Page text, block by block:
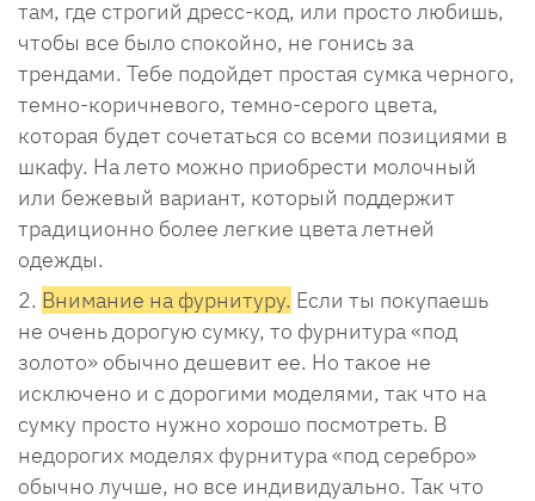
там, где строгий дресс-код, или просто любишь,
чтобы все было спокойно, не гонись за
трендами. Тебе подойдет простая сумка черного,
темно-коричневого, темно-серого цвета,
которая будет сочетаться со всеми позициями в
шкафу. На лето можно приобрести молочный
или бежевый вариант, который поддержит
традиционно более легкие цвета летней
одежды.
Внимание на фурнитуру. Если ты покупаешь
не очень дорогую сумку, то фурнитура «под
золото» обычно дешевит ее. Но такое не
исключено и с дорогими моделями, так что на
сумку просто нужно хорошо посмотреть. В
недорогих моделях фурнитура «под серебро»
обычно лучше, но все индивидуально. Так что